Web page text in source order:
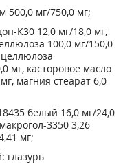
500,0 мг/750,0 мг;
К30 12,0 мг/18,0 мг,
100,0 мг/150,0
целлюлоза
мг, касторовое масло
магния стеарат 6,0
белый 16,0 мг/24,0
3350 3,26
мг;
глазурь